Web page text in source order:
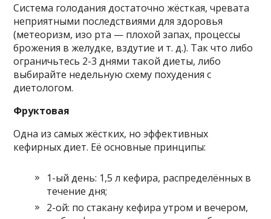
Система голодания достаточно жёсткая, чревата
неприятными последствиями для здоровья
(метеоризм, изо рта — плохой запах, процессы
брожения в желудке, вздутие и т. д.). Так что либо
ограничьтесь 2-3 днями такой диеты, либо
выбирайте недельную схему похудения с
диетологом.
Фруктовая
Одна из самых жёстких, но эффективных
кефирных диет. Её основные принципы:
1-ый день: 1,5 л кефира, распределённых в
течение дня;
2-ой: по стакану кефира утром и вечером,